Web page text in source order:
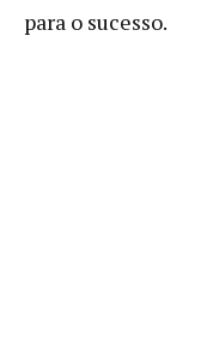
para o sucesso.